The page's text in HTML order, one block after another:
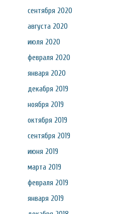
сентября 2020
августа 2020
июля 2020
февраля 2020
января 2020
декабря 2019
ноября 2019
октября 2019
сентября 2019
июня 2019
марта 2019
февраля 2019
января 2019